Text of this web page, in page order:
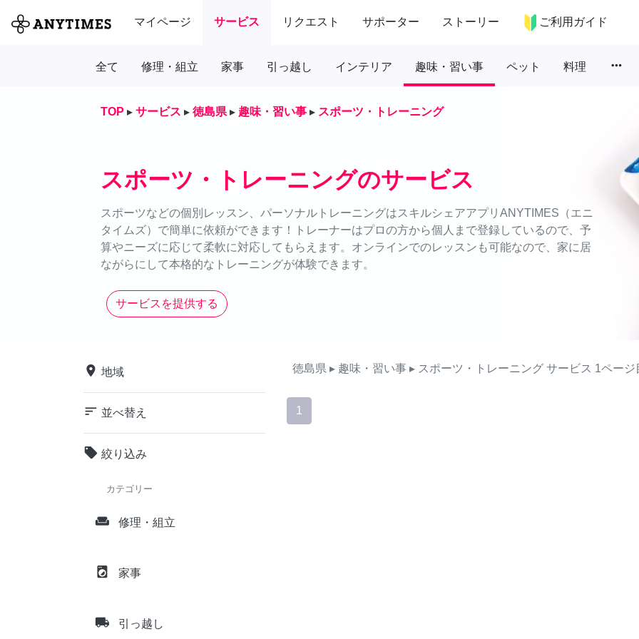
マイページ サービス リクエスト サポーター ストーリー ご利用ガイド
全て 修理・組立 家事 引っ越し インテリア 趣味・習い事 ペット 料理 more_horiz
TOP ▸ サービス ▸ 徳島県 ▸ 趣味・習い事 ▸ スポーツ・トレーニング
スポーツ・トレーニングのサービス
スポーツなどの個別レッスン、パーソナルトレーニングはスキルシェアアプリANYTIMES（エニ
タイムズ）で簡単に依頼ができます！トレーナーはプロの方から個人まで登録しているので、予
算やニーズに応じて柔軟に対応してもらえます。オンラインでのレッスンも可能なので、家に居
ながらにして本格的なトレーニングが体験できます。
サービスを提供する
place 地域
sort 並べ替え
local_offer 絞り込み
カテゴリー
weekend 修理・組立
local_laundry_service 家事
local_shipping 引っ越し
徳島県 ▸ 趣味・習い事 ▸ スポーツ・トレーニング サービス 1ページ
1